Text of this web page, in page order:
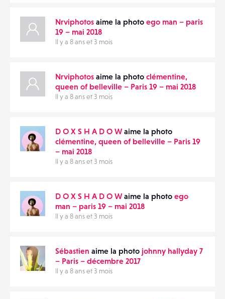
Nrviphotos aime la photo ego man – paris
19 – mai 2018
Il y a 8 ans et 3 mois
Nrviphotos aime la photo clémentine,
queen of belleville – Paris 19 – mai 2018
Il y a 8 ans et 3 mois
D O X S H A D O W aime la photo
clémentine, queen of belleville – Paris 19
– mai 2018
Il y a 8 ans et 3 mois
D O X S H A D O W aime la photo ego
man – paris 19 – mai 2018
Il y a 8 ans et 3 mois
Sébastien aime la photo johnny hallyday 7
– Paris – décembre 2017
Il y a 8 ans et 3 mois